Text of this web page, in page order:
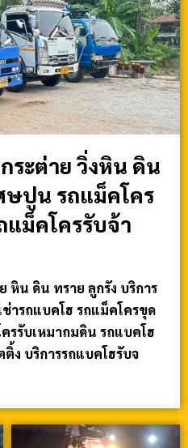
ระต่าย วิ่งหิน ดิน
ษปูน รถแม็คโคร
แม็คโครรับจ้า
หิน ดิน ทราย ลูกรัง บริการ
ช่ารถแบคโฮ รถแม็คโครขุด
รรับเหมาถมดิน รถแบคโฮ
ง บริการรถแบคโฮรับจ